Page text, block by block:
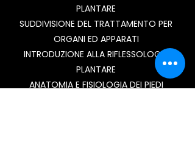
PLANTARE
SUDDIVISIONE DEL TRATTAMENTO PER
ORGANI ED APPARATI
INTRODUZIONE ALLA RIFLESSOLOGIA
PLANTARE
ANATOMIA E FISIOLOGIA DEI PIEDI